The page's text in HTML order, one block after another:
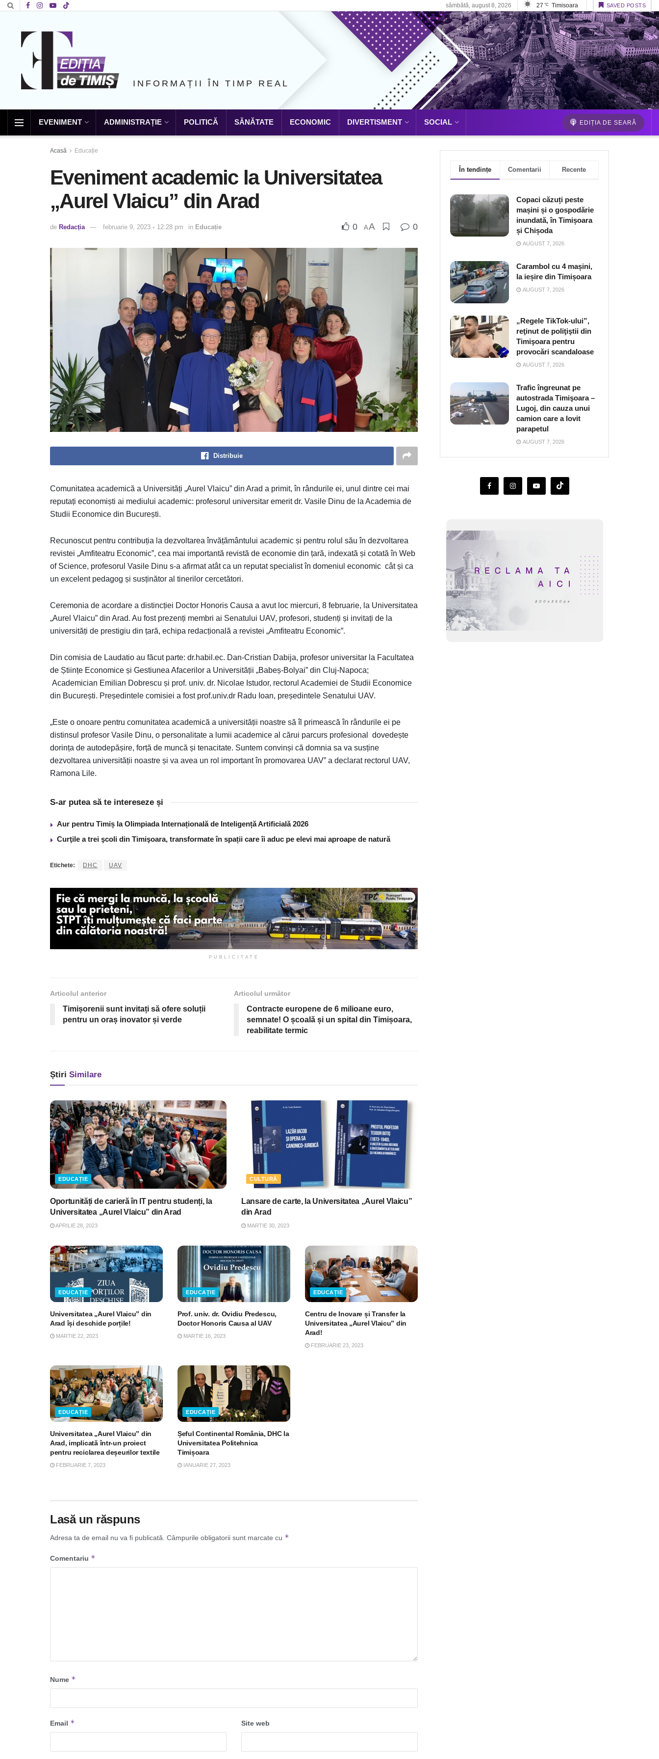
sâmbătă, august 8, 2026 27 °C Timisoara SAVED POSTS
INFORMAȚII ÎN TIMP REAL
EVENIMENT ADMINISTRAȚIE POLITICĂ SĂNĂTATE ECONOMIC DIVERTISMENT SOCIAL EDIȚIA DE SEARĂ
Acasă Educație
Eveniment academic la Universitatea
„Aurel Vlaicu” din Arad
de Redacția februarie 9, 2023 ◦ 12:28 pm in Educație 0 AA 0
Distribuie
Comunitatea academică a Universități „Aurel Vlaicu” din Arad a primit, în rândurile ei, unul dintre cei mai
reputați economiști ai mediului academic: profesorul universitar emerit dr. Vasile Dinu de la Academia de
Studii Economice din București.
Recunoscut pentru contribuția la dezvoltarea învățământului academic și pentru rolul său în dezvoltarea
revistei „Amfiteatru Economic”, cea mai importantă revistă de economie din țară, indexată și cotată în Web
of Science, profesorul Vasile Dinu s-a afirmat atât ca un reputat specialist în domeniul economic cât și ca
un excelent pedagog și susținător al tinerilor cercetători.
Ceremonia de acordare a distincției Doctor Honoris Causa a avut loc miercuri, 8 februarie, la Universitatea
„Aurel Vlaicu” din Arad. Au fost prezenți membri ai Senatului UAV, profesori, studenți și invitați de la
universități de prestigiu din țară, echipa redacțională a revistei „Amfiteatru Economic”.
Din comisia de Laudatio au făcut parte: dr.habil.ec. Dan-Cristian Dabija, profesor universitar la Facultatea
de Științe Economice și Gestiunea Afacerilor a Universității „Babeș-Bolyai” din Cluj-Napoca;
Academician Emilian Dobrescu și prof. univ. dr. Nicolae Istudor, rectorul Academiei de Studii Economice
din București. Președintele comisiei a fost prof.univ.dr Radu Ioan, președintele Senatului UAV.
„Este o onoare pentru comunitatea academică a universității noastre să îl primească în rândurile ei pe
distinsul profesor Vasile Dinu, o personalitate a lumii academice al cărui parcurs profesional dovedește
dorința de autodepășire, forță de muncă și tenacitate. Suntem convinși că domnia sa va susține
dezvoltarea universității noastre și va avea un rol important în promovarea UAV” a declarat rectorul UAV,
Ramona Lile.
S-ar putea să te intereseze și
Aur pentru Timiș la Olimpiada Internațională de Inteligență Artificială 2026
Curţile a trei şcoli din Timişoara, transformate în spații care îi aduc pe elevi mai aproape de natură
Etichete: DHC UAV
PUBLICITATE
Articolul anterior
Timișorenii sunt invitați să ofere soluții
pentru un oraș inovator și verde
Articolul următor
Contracte europene de 6 milioane euro,
semnate! O școală și un spital din Timișoara,
reabilitate termic
Știri Similare
EDUCAȚIE
Oportunități de carieră în IT pentru studenți, la
Universitatea „Aurel Vlaicu” din Arad
APRILIE 28, 2023
CULTURĂ
Lansare de carte, la Universitatea „Aurel Vlaicu”
din Arad
MARTIE 30, 2023
EDUCAȚIE
Universitatea „Aurel Vlaicu” din
Arad își deschide porțile!
MARTIE 22, 2023
EDUCAȚIE
Prof. univ. dr. Ovidiu Predescu,
Doctor Honoris Causa al UAV
MARTIE 16, 2023
EDUCAȚIE
Centru de Inovare și Transfer la
Universitatea „Aurel Vlaicu” din
Arad!
FEBRUARIE 23, 2023
EDUCAȚIE
Universitatea „Aurel Vlaicu” din
Arad, implicată într-un proiect
pentru reciclarea deșeurilor textile
FEBRUARIE 7, 2023
EDUCAȚIE
Șeful Continental România, DHC la
Universitatea Politehnica
Timișoara
IANUARIE 27, 2023
Lasă un răspuns
Adresa ta de email nu va fi publicată. Câmpurile obligatorii sunt marcate cu *
Comentariu *
Nume *
Email * Site web
În tendințe Comentarii Recente
Copaci căzuți peste
mașini și o gospodărie
inundată, în Timișoara
și Chișoda
AUGUST 7, 2026
Carambol cu 4 mașini,
la ieșire din Timișoara
AUGUST 7, 2026
„Regele TikTok-ului”,
reţinut de poliţiştii din
Timişoara pentru
provocări scandaloase
AUGUST 7, 2026
Trafic îngreunat pe
autostrada Timişoara –
Lugoj, din cauza unui
camion care a lovit
parapetul
AUGUST 7, 2026